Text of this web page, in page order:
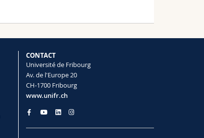
CONTACT
Université de Fribourg
Av. de l'Europe 20
CH-1700 Fribourg
www.unifr.ch